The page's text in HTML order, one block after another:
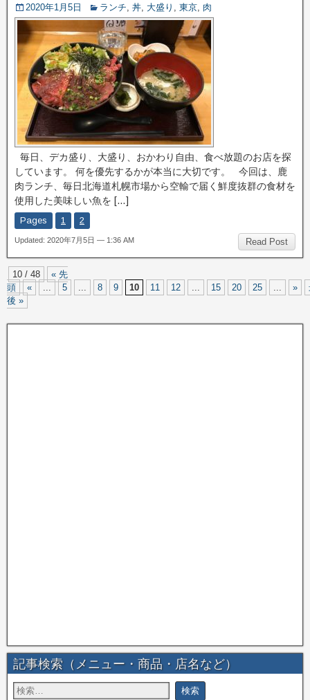
2020年1月5日 ランチ, 丼, 大盛り , 東京, 肉
毎日、デカ盛り、大盛り、おかわり自由、食べ放題のお店を探
しています。 何を優先するかが本当に大切です。 今回は、鹿
肉ランチ、毎日北海道札幌市場から空輸で届く鮮度抜群の食材を
使用した美味しい魚を […]
Pages 1 2
Read Post
Updated: 2020年7月5日 — 1:36 AM
10 / 48
« 先
頭
« ... 5 ... 8 9 10 11 12 ... 15 20 25 ... »
後 »
記事検索（メニュー・商品・店名など）